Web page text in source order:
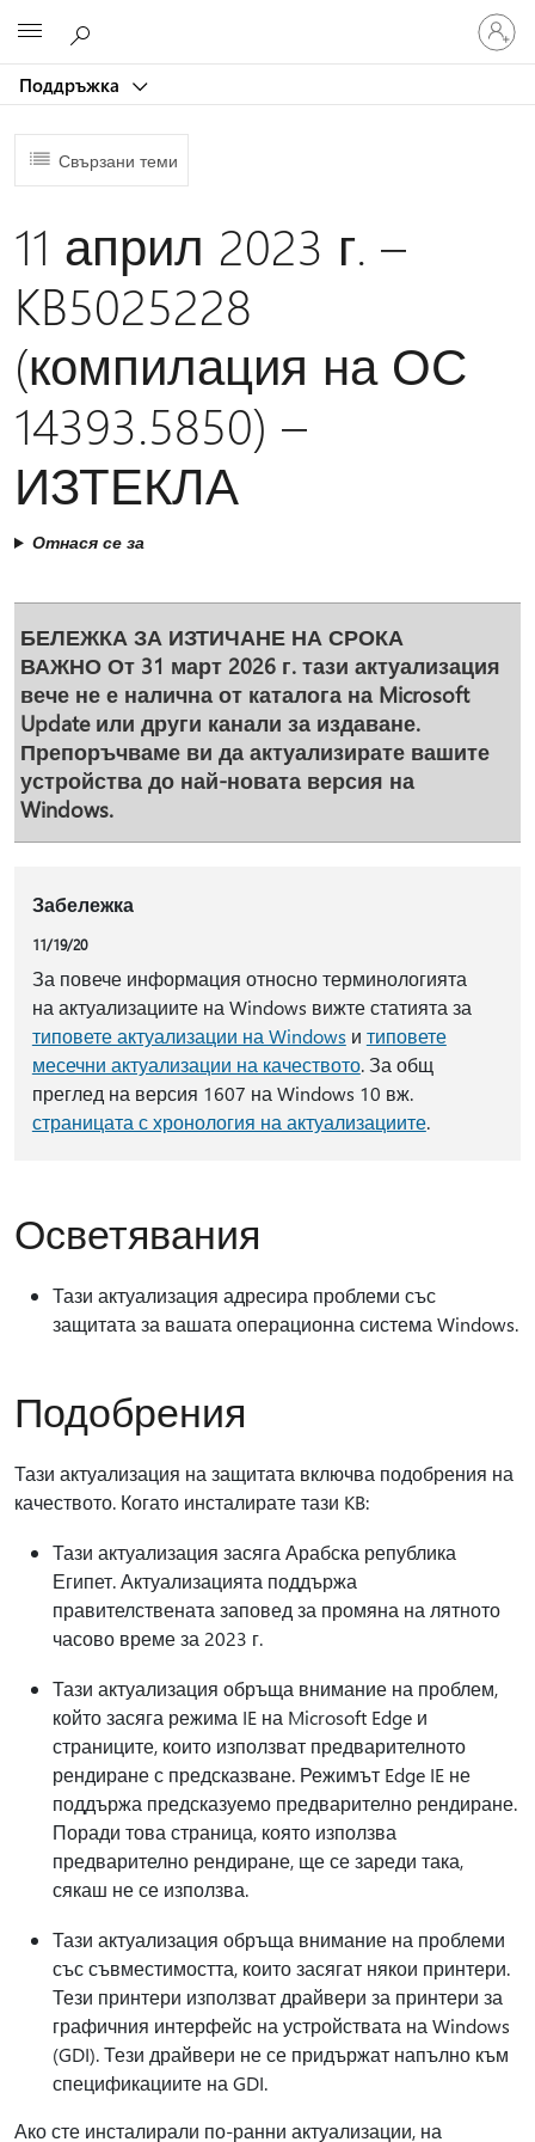
Поддръжка
Влезте
във
вашия
Свързани теми
11 април 2023 г. –
KB5025228
(компилация на ОС
14393.5850) –
ИЗТЕКЛА
Отнася се за
БЕЛЕЖКА ЗА ИЗТИЧАНЕ НА СРОКА
ВАЖНО От 31 март 2026 г. тази актуализация
вече не е налична от каталога на Microsoft
Update или други канали за издаване.
Препоръчваме ви да актуализирате вашите
устройства до най-новата версия на
Windows.
Забележка
11/19/20
За повече информация относно терминологията
на актуализациите на Windows вижте статията за
типовете актуализации на Windows и типовете
месечни актуализации на качеството. За общ
преглед на версия 1607 на Windows 10 вж.
страницата с хронология на актуализациите.
Осветявания
Тази актуализация адресира проблеми със
защитата за вашата операционна система Windows.
Подобрения
Тази актуализация на защитата включва подобрения на
качеството. Когато инсталирате тази KB:
Тази актуализация засяга Арабска република
Египет. Актуализацията поддържа
правителствената заповед за промяна на лятното
часово време за 2023 г.
Тази актуализация обръща внимание на проблем,
който засяга режима IE на Microsoft Edge и
страниците, които използват предварителното
рендиране с предсказване. Режимът Edge IE не
поддържа предсказуемо предварително рендиране.
Поради това страница, която използва
предварително рендиране, ще се зареди така,
сякаш не се използва.
Тази актуализация обръща внимание на проблеми
със съвместимостта, които засягат някои принтери.
Тези принтери използват драйвери за принтери за
графичния интерфейс на устройствата на Windows
(GDI). Тези драйвери не се придържат напълно към
спецификациите на GDI.
Ако сте инсталирали по-ранни актуализации, на